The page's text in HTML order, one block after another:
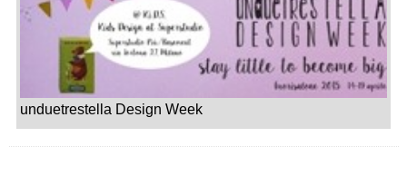
unduetrestella Design Week